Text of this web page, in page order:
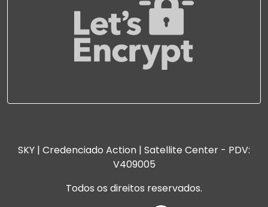
SKY | Credenciado Action | Satellite Center - PDV:
V409005
Todos os direitos reservados.